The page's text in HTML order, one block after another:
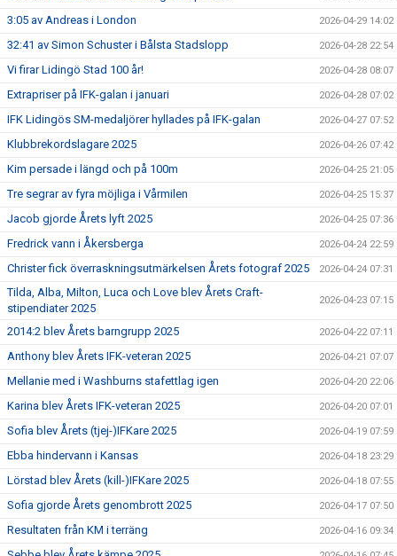
3:05 av Andreas i London 2026-04-29 14:02
32:41 av Simon Schuster i Bålsta Stadslopp 2026-04-28 22:54
Vi firar Lidingö Stad 100 år! 2026-04-28 08:07
Extrapriser på IFK-galan i januari 2026-04-28 07:02
IFK Lidingös SM-medaljörer hyllades på IFK-galan 2026-04-27 07:52
Klubbrekordslagare 2025 2026-04-26 07:42
Kim persade i längd och på 100m 2026-04-25 21:05
Tre segrar av fyra möjliga i Vårmilen 2026-04-25 15:37
Jacob gjorde Årets lyft 2025 2026-04-25 07:36
Fredrick vann i Åkersberga 2026-04-24 22:59
Christer fick överraskningsutmärkelsen Årets fotograf 2025 2026-04-24 07:31
Tilda, Alba, Milton, Luca och Love blev Årets Craft-
stipendiater 2025
2026-04-23 07:15
2014:2 blev Årets barngrupp 2025 2026-04-22 07:11
Anthony blev Årets IFK-veteran 2025 2026-04-21 07:07
Mellanie med i Washburns stafettlag igen 2026-04-20 22:06
Karina blev Årets IFK-veteran 2025 2026-04-20 07:01
Sofia blev Årets (tjej-)IFKare 2025 2026-04-19 07:59
Ebba hindervann i Kansas 2026-04-18 23:29
Lörstad blev Årets (kill-)IFKare 2025 2026-04-18 07:55
Sofia gjorde Årets genombrott 2025 2026-04-17 07:50
Resultaten från KM i terräng 2026-04-16 09:34